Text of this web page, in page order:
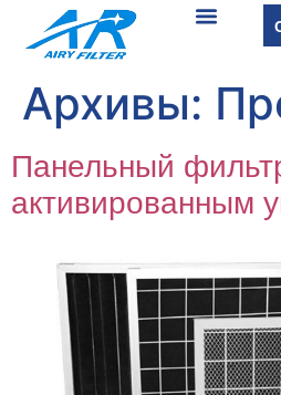
Архивы:
Панельный
активированным